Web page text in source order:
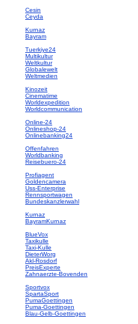
Cesin
Ceyda
Kurnaz
Bayram
Tuerkiye24
Multikultur
Weltkultur
Globalewelt
Weltmedien
Kinozeit
Cinematime
Worldexpedition
Worldcommunication
Online-24
Onlineshop-24
Onlinebanking24
Offenfahren
Worldbanking
Reisebuero-24
Profiagent
Goldencamera
Uss-Enterprise
Rennsportwagen
Bundeskanzlerwahl
Kurnaz
BayramKurnaz
BlueVox
Taxikulle
Taxi-Kulle
DieterWorg
Akl-Rosdorf
PreisExperte
Zahnaerzte-Bovenden
Sportvox
SpartaSport
PumaGoettingen
Puma-Goettingen
Blau-Gelb-Goettingen